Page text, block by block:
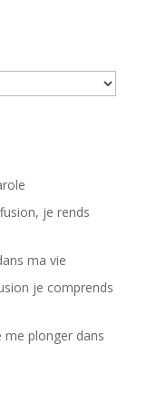
je rends
ma vie
je comprends
me plonger dans